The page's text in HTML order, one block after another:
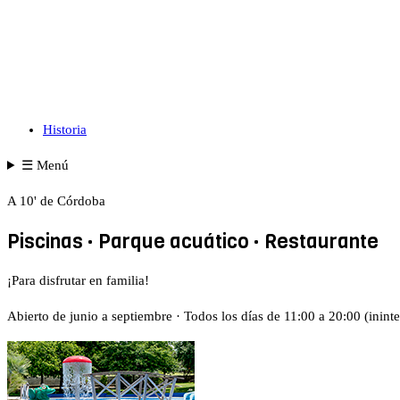
Historia
☰Menú
A 10' de Córdoba
Piscinas · Parque acuático · Restaurante
¡Para disfrutar en familia!
Abierto de junio a septiembre · Todos los días de 11:00 a 20:00